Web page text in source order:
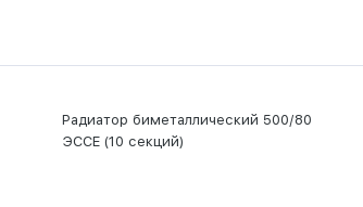
Радиатор биметаллический 500/80
ЭССЕ (10 секций)